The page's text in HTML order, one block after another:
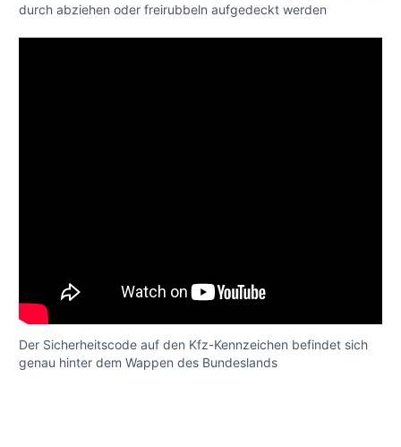
durch abziehen oder freirubbeln aufgedeckt werden
Der Sicherheitscode auf den Kfz-Kennzeichen befindet sich
genau hinter dem Wappen des Bundeslands